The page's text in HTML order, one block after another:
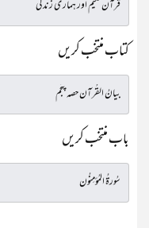
کتاب منتخب کریں
باب منتخب کریں